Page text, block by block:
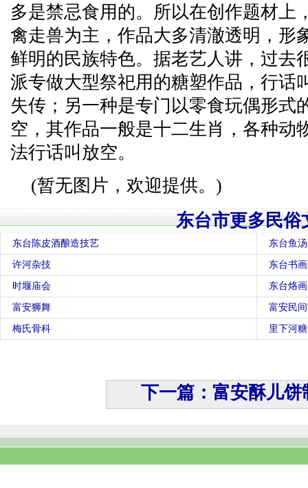
多是禁忌食用的。所以在创作题材上
禽走兽为主，作品大多清澈透明，形
鲜明的民族特色。据老艺人讲，过去
派专做大型祭祀用的糖塑作品，行话
失传；另一种是专门以零食玩偶形式
空，其作品一般是十二生肖，各种动
法行话叫放空。
(暂无图片，欢迎提供。)
东台市更多民俗
东台陈皮酒酿造技艺 东台鱼
许河杂技 东台书
时堰庙会 东台烙画
富安狮舞 富安民
梅氏骨科 里下河
下一篇：富安酥儿饼